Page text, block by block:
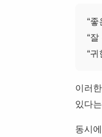
“좋
“
“
이러
있다
동시